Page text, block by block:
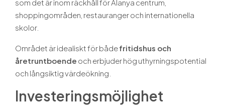
som det är inom räckhåll för Alanya centrum,
shoppingområden, restauranger och internationella
skolor.
Området är idealiskt för bådefritidshus och
åretruntboende och erbjuder hög uthyrningspotential
och långsiktig värdeökning.
Investeringsmöjlighet